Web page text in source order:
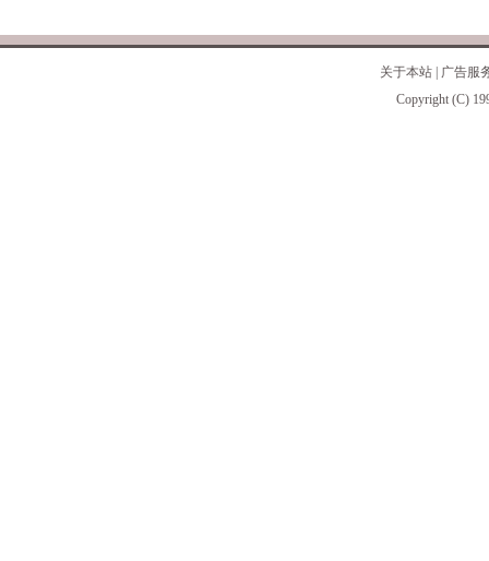
关于本站
广告服
Copyright (C)